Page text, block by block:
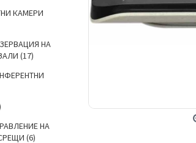
КАМЕРИ
НА
(17)
НА
(6)